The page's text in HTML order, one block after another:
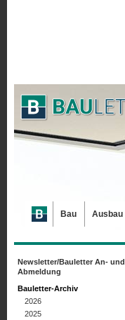
Newsletter/Bauletter An- und
Abmeldung
Bauletter-Archiv
2026
2025
Bau Ausbau